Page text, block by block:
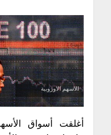
الاسهم الاوروبية
أغلقت أسواق